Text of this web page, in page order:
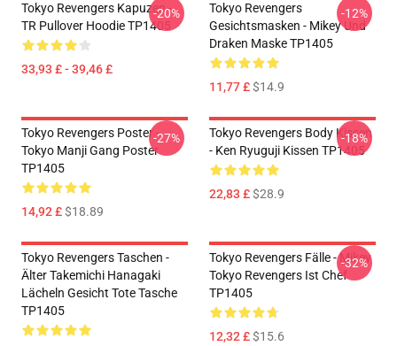
Tokyo Revengers Kapuzen -
TR Pullover Hoodie TP1405
33,93 £ - 39,46 £
-20%
Tokyo Revengers
Gesichtsmasken - Mikey Und
Draken Maske TP1405
11,77 £$14.9
-12%
Tokyo Revengers Poster -
Tokyo Manji Gang Poster
TP1405
14,92 £$18.89
-27%
Tokyo Revengers Body Kissen
- Ken Ryuguji Kissen TP1405
22,83 £$28.9
-18%
Tokyo Revengers Taschen -
Älter Takemichi Hanagaki
Lächeln Gesicht Tote Tasche
TP1405
Tokyo Revengers Fälle - Mikey
Tokyo Revengers Ist Chef
TP1405
12,32 £$15.6
-32%